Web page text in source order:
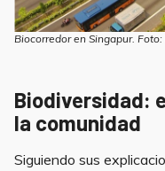
Biocorredor en Singapur.
Biodiversidad:
la comunidad
Siguiendo sus